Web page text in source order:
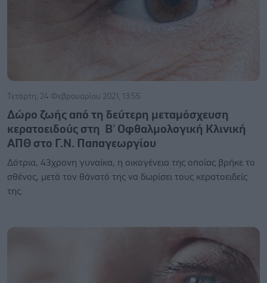
Τετάρτη, 24 Φεβρουαρίου 2021, 13:55
Δώρο ζωής από τη δεύτερη μεταμόσχευση
κερατοειδούς στη Β’ Οφθαλμολογική Κλινική
ΑΠΘ στο Γ.Ν. Παπαγεωργίου
Δότρια, 43χρονη γυναίκα, η οικογένεια της οποίας βρήκε το
σθένος, μετά τον θάνατό της να δωρίσει τους κερατοειδείς
της.